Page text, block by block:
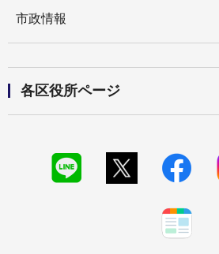
市政情報
各区役所ページ